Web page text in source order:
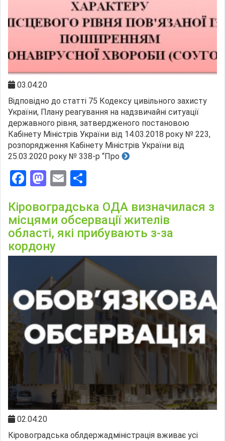
03.04.20
Відповідно до статті 75 Кодексу цивільного захисту
України, Плану реагування на надзвичайні ситуації
державного рівня, затвердженого постановою
Кабінету Міністрів України від 14.03.2018 року № 223,
розпорядження Кабінету Міністрів України від
25.03.2020 року № 338-р “Про
Facebook
Mastodon
Email
Кіровоградська ОДА визначилася з
місцями обсервації жителів
області, які прибувають з-за
кордону
02.04.20
Кіровоградська облдержадміністрація вживає усі